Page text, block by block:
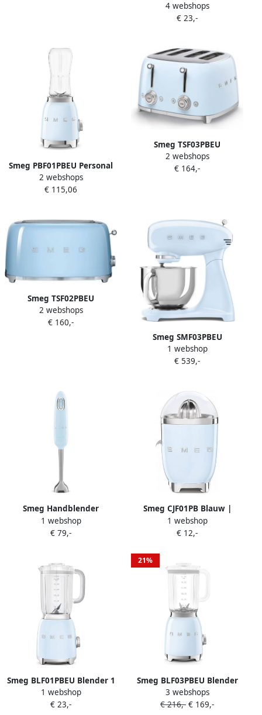
Handmixer 250W 9
Snelheden Turbofunctie LED
Style Pastelblauw
4 webshops
€ 23,-
Smeg PBF01PBEU Personal
Blender Smoothie Blender
To Go 300W 2x 600 ml
Pastelblauw
2 webshops
€ 115,06
Smeg TSF03PBEU
Broodrooster 4 Sneden 4
Brede Sleuven 2000W 6
Bagelfunctie '50s Style
2 webshops
€ 164,-
Smeg TSF02PBEU
Broodrooster 4 Sneden 2
Lange Sleuven 1500W 6
2 webshops
€ 160,-
Smeg SMF03PBEU
Keukenmachine Stand
Mixer 4 8 Liter 800 Watt 10
Accessoires '50s Style
Pastelblauw
1 webshop
€ 539,-
Smeg Handblender
Pastelblauw HBF11PBEU |
Mixers | 8017709319601
1 webshop
€ 79,-
Smeg CJF01PB Blauw |
Citruspersen |
Keuken&Koken
1 webshop
€ 12,-
Smeg BLF01PBEU Blender 1
5L Pastelblauw | Blenders |
Keuken&Koken
1 webshop
€ 23,-
21%
Smeg BLF03PBEU Blender
Smoothie Blender 800W 1
5L Tritan™ Kan 4 Snelheden
3 webshops
€ 216,- € 169,-